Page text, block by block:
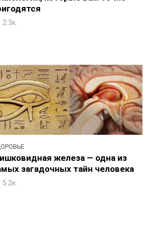
2.3к.
железа — одна из
загадочных тайн человека
5.2к.